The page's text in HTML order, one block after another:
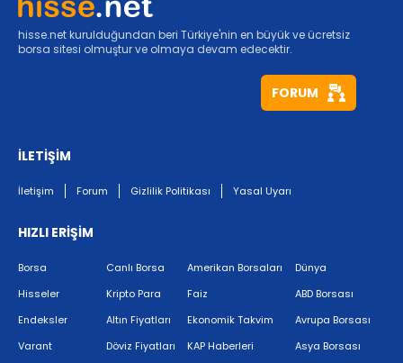
hisse.net kurulduğundan beri Türkiye'nin en büyük ve ücretsiz
borsa sitesi olmuştur ve olmaya devam edecektir.
FORUM
İLETİŞİM
İletişim Forum Gizlilik Politikası Yasal Uyarı
HIZLI ERİŞİM
Borsa
Hisseler
Endeksler
Varant
Canlı Borsa
Kripto Para
Altın Fiyatları
Döviz Fiyatları
Amerikan Borsaları
Faiz
Ekonomik Takvim
KAP Haberleri
Dünya
ABD Borsası
Avrupa Borsası
Asya Borsası